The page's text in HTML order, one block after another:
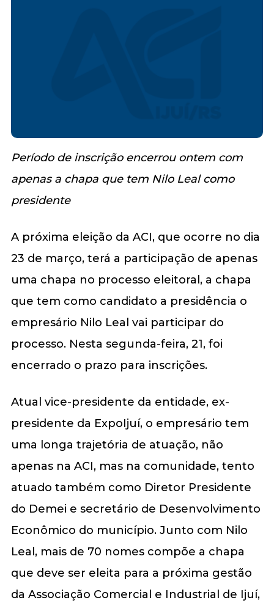
Período de inscrição encerrou ontem com
apenas a chapa que tem Nilo Leal como
presidente
A próxima eleição da ACI, que ocorre no dia
23 de março, terá a participação de apenas
uma chapa no processo eleitoral, a chapa
que tem como candidato a presidência o
empresário Nilo Leal vai participar do
processo. Nesta segunda-feira, 21, foi
encerrado o prazo para inscrições.
Atual vice-presidente da entidade, ex-
presidente da ExpoIjuí, o empresário tem
uma longa trajetória de atuação, não
apenas na ACI, mas na comunidade, tento
atuado também como Diretor Presidente
do Demei e secretário de Desenvolvimento
Econômico do município. Junto com Nilo
Leal, mais de 70 nomes compõe a chapa
que deve ser eleita para a próxima gestão
da Associação Comercial e Industrial de Ijuí,